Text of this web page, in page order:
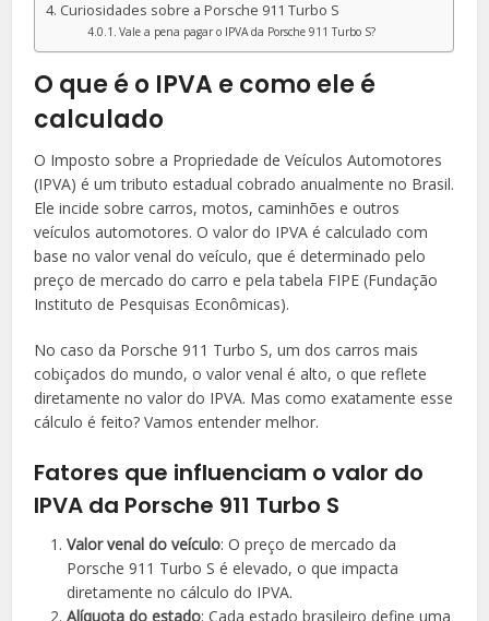
Curiosidades sobre a Porsche 911 Turbo S
Vale a pena pagar o IPVA da Porsche 911 Turbo S?
O que é o IPVA e como ele é
calculado
O Imposto sobre a Propriedade de Veículos Automotores
(IPVA) é um tributo estadual cobrado anualmente no Brasil.
Ele incide sobre carros, motos, caminhões e outros
veículos automotores. O valor do IPVA é calculado com
base no valor venal do veículo, que é determinado pelo
preço de mercado do carro e pela tabela FIPE (Fundação
Instituto de Pesquisas Econômicas).
No caso da Porsche 911 Turbo S, um dos carros mais
cobiçados do mundo, o valor venal é alto, o que reflete
diretamente no valor do IPVA. Mas como exatamente esse
cálculo é feito? Vamos entender melhor.
Fatores que influenciam o valor do
IPVA da Porsche 911 Turbo S
Valor venal do veículo: O preço de mercado da
Porsche 911 Turbo S é elevado, o que impacta
diretamente no cálculo do IPVA.
Alíquota do estado: Cada estado brasileiro define uma